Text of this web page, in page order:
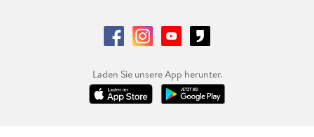
Laden Sie unsere App herunter.